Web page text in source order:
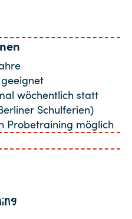
wöchentlich statt
Schulferien)
Probetraining möglich